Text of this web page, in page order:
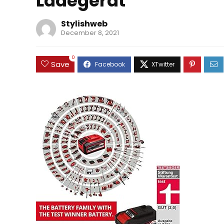
Stylishweb
December 8, 2021
Save
0